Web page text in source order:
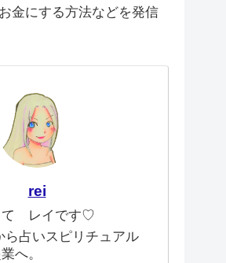
金にする方法などを発信
rei
て レイです♡
ら占いスピリチュアル
へ。